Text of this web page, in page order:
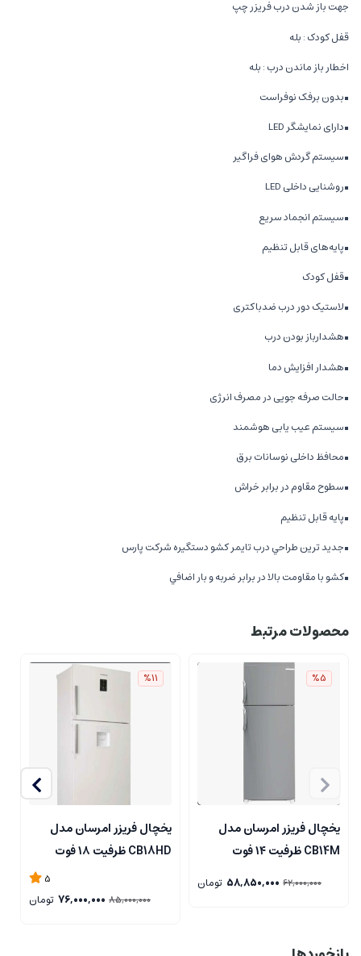
جهت باز شدن درب فریزر چپ
قفل کودک : بله
اخطار باز ماندن درب : بله
■بدون برفک نوفراست
■دارای نمایشگر LED
■سیستم گردش هوای فراگیر
■روشنایی داخلی LED
■سیستم انجماد سریع
■پایه‌های قابل تنظیم
■قفل کودک
■لاستیک دور درب ضدباکتری
■هشدارباز بودن درب
■هشدار افزایش دما
■حالت صرفه جویی در مصرف انرژی
■سیستم عیب یابی هوشمند
■محافظ داخلی نوسانات برق
■سطوح مقاوم در برابر خراش
■پايه قابل تنظيم
■جديد ترين طراحي درب تايمر كشو دستگيره شركت پارس
■كشو با مقاومت بالا در برابر ضربه و بار اضافي
محصولات مرتبط
%5
یخچال فریزر امرسان مدل
CB14M ظرفیت ۱۴ فوت
62,000,000
58,850,000 تومان
%11
یخچال فریزر امرسان مدل
CB18HD ظرفیت ۱۸ فوت
5
85,000,000
76,000,000 تومان